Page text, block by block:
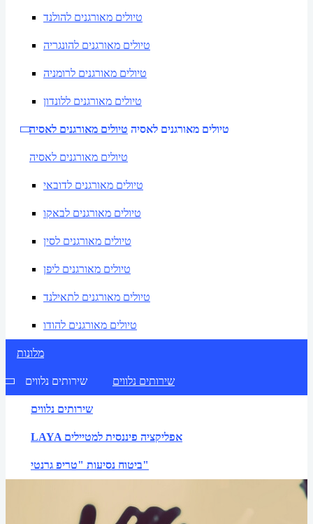
טיולים מאורגנים להולנד
טיולים מאורגנים להונגריה
טיולים מאורגנים לרומניה
טיולים מאורגנים ללונדון
טיולים מאורגנים לאסיה טיולים מאורגנים לאסיה
טיולים מאורגנים לאסיה
טיולים מאורגנים לדובאי
טיולים מאורגנים לבאקו
טיולים מאורגנים לסין
טיולים מאורגנים ליפן
טיולים מאורגנים לתאילנד
טיולים מאורגנים להודו
מלונות
שירותים נלווים שירותים נלווים
שירותים נלווים
LAYA אפליקציה פיננסית למטיילים
ביטוח נסיעות "טריפ גרנטי"